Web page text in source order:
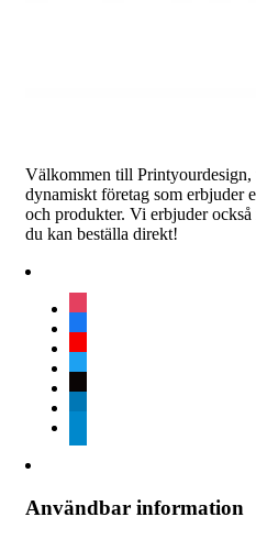
Välkommen till Printyourdesign,
dynamiskt företag som erbjuder
och produkter. Vi erbjuder
du kan beställa direkt!
Användbar information